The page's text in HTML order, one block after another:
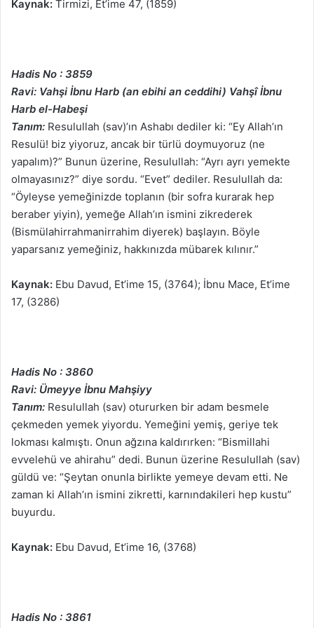
Kaynak: Tirmizi, Et’ime 47, (1859)
Hadis No : 3859
Ravi: Vahşi İbnu Harb (an ebihi an ceddihi) Vahşî İbnu
Harb el-Habeşi
Tanım: Resulullah (sav)’ın Ashabı dediler ki: “Ey Allah’ın
Resulü! biz yiyoruz, ancak bir türlü doymuyoruz (ne
yapalım)?” Bunun üzerine, Resulullah: “Ayrı ayrı yemekte
olmayasınız?” diye sordu. “Evet” dediler. Resulullah da:
“Öyleyse yemeğinizde toplanın (bir sofra kurarak hep
beraber yiyin), yemeğe Allah’ın ismini zikrederek
(Bismülahirrahmanirrahim diyerek) başlayın. Böyle
yaparsanız yemeğiniz, hakkınızda mübarek kılınır.”
Kaynak: Ebu Davud, Et’ime 15, (3764); İbnu Mace, Et’ime
17, (3286)
Hadis No : 3860
Ravi: Ümeyye İbnu Mahşiyy
Tanım: Resulullah (sav) otururken bir adam besmele
çekmeden yemek yiyordu. Yemeğini yemiş, geriye tek
lokması kalmıştı. Onun ağzına kaldırırken: “Bismillahi
evvelehü ve ahirahu” dedi. Bunun üzerine Resulullah (sav)
güldü ve: “Şeytan onunla birlikte yemeye devam etti. Ne
zaman ki Allah’ın ismini zikretti, karnındakileri hep kustu”
buyurdu.
Kaynak: Ebu Davud, Et’ime 16, (3768)
Hadis No : 3861